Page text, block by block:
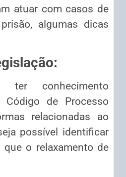
atuar com casos de
algumas dicas
ter conhecimento
Código de Processo
relacionadas ao
possível identificar
o relaxamento de